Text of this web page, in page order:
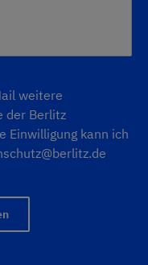
weitere
der Berlitz
Einwilligung kann ich